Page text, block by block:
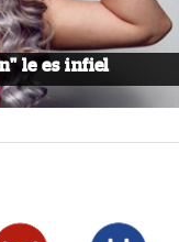
le es infiel